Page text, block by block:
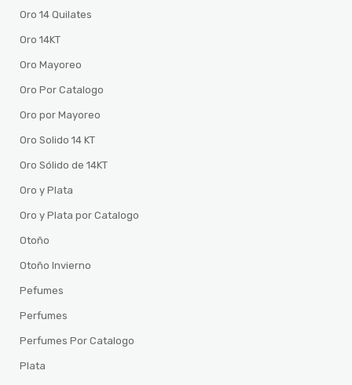
Oro 14 Quilates
Oro 14KT
Oro Mayoreo
Oro Por Catalogo
Oro por Mayoreo
Oro Solido 14 KT
Oro Sólido de 14KT
Oro y Plata
Oro y Plata por Catalogo
Otoño
Otoño Invierno
Pefumes
Perfumes
Perfumes Por Catalogo
Plata